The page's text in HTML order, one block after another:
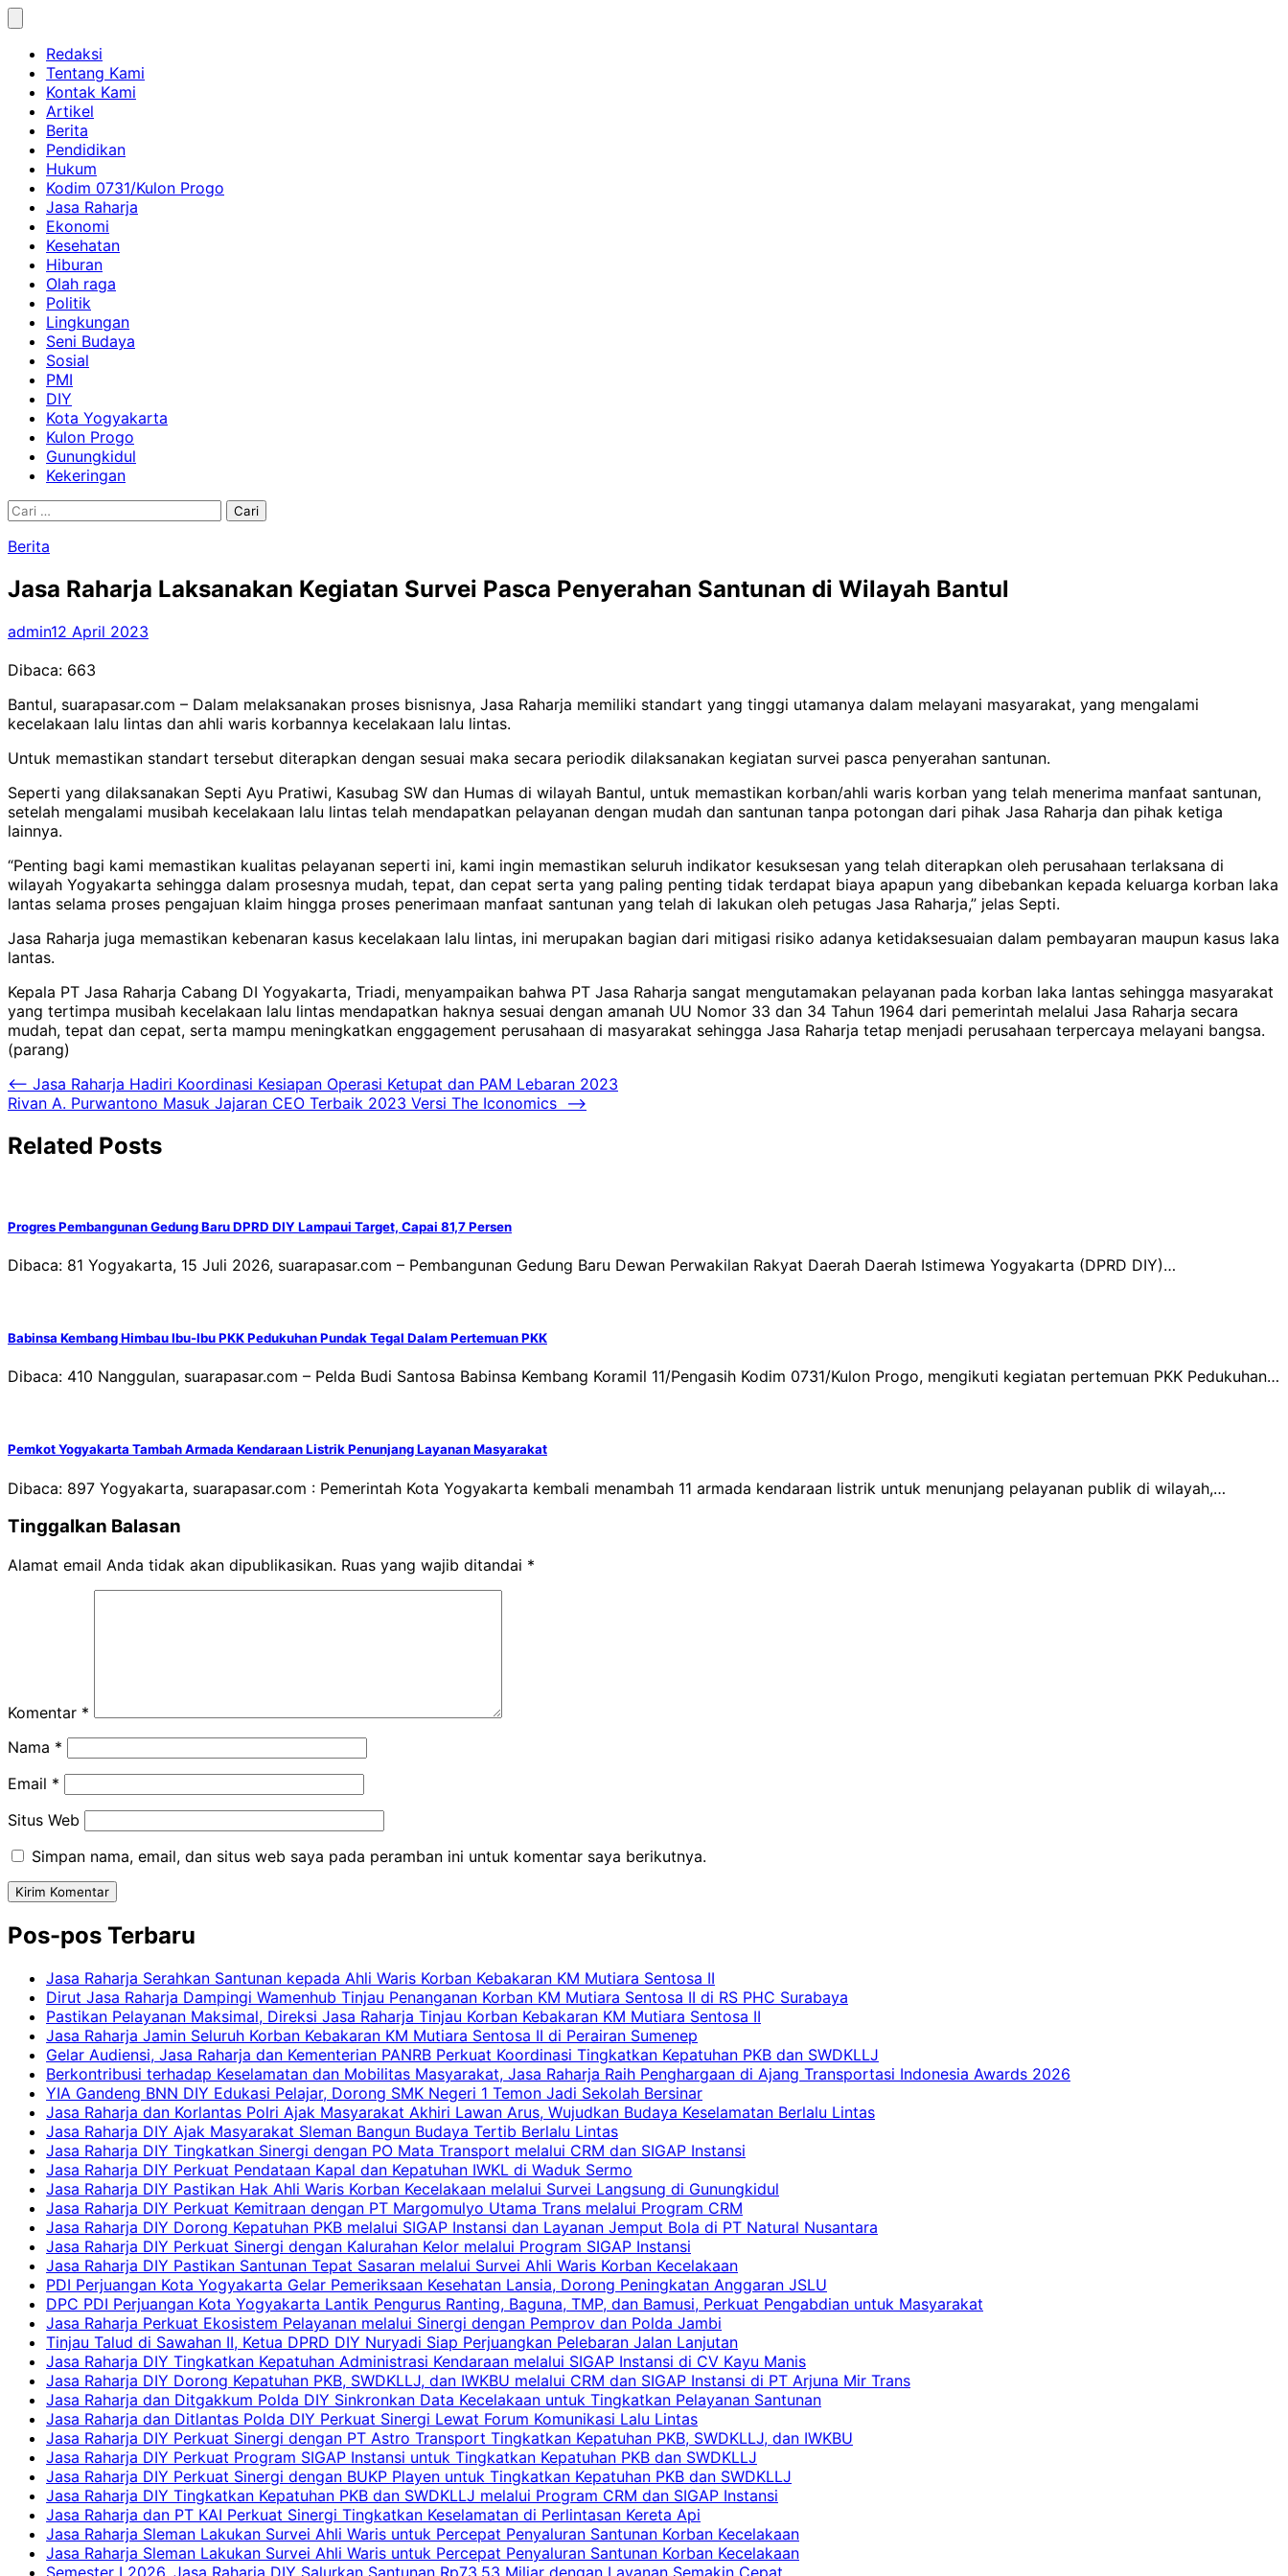
Skip
contentRedaksi
Tentang Kami
Kontak Kami
Artikel
Berita
Pendidikan
Hukum
Kodim 0731/Kulon Progo
Jasa Raharja
Ekonomi
Kesehatan
Hiburan
Olah raga
Politik
Lingkungan
Seni Budaya
Sosial
PMI
DIY
Kota Yogyakarta
Kulon Progo
Gunungkidul
Kekeringan
Cari
Berita
Jasa Raharja Laksanakan Kegiatan Survei Pasca Penyerahan Santunan di Wilayah Bantul
admin12 April 2023
Dibaca: 663
Bantul, suarapasar.com – Dalam melaksanakan proses bisnisnya, Jasa Raharja memiliki standart yang tinggi utamanya dalam melayani masyarakat, yang mengalami
kecelakaan lalu lintas dan ahli waris korbannya kecelakaan lalu lintas.
Untuk memastikan standart tersebut diterapkan dengan sesuai maka secara periodik dilaksanakan kegiatan survei pasca penyerahan santunan.
Seperti yang dilaksanakan Septi Ayu Pratiwi, Kasubag SW dan Humas di wilayah Bantul, untuk memastikan korban/ahli waris korban yang telah menerima manfaat santunan,
setelah mengalami musibah kecelakaan lalu lintas telah mendapatkan pelayanan dengan mudah dan santunan tanpa potongan dari pihak Jasa Raharja dan pihak ketiga
lainnya.
“Penting bagi kami memastikan kualitas pelayanan seperti ini, kami ingin memastikan seluruh indikator kesuksesan yang telah diterapkan oleh perusahaan terlaksana di
wilayah Yogyakarta sehingga dalam prosesnya mudah, tepat, dan cepat serta yang paling penting tidak terdapat biaya apapun yang dibebankan kepada keluarga korban laka
lantas selama proses pengajuan klaim hingga proses penerimaan manfaat santunan yang telah di lakukan oleh petugas Jasa Raharja,” jelas Septi.
Jasa Raharja juga memastikan kebenaran kasus kecelakaan lalu lintas, ini merupakan bagian dari mitigasi risiko adanya ketidaksesuaian dalam pembayaran maupun kasus laka
lantas.
Kepala PT Jasa Raharja Cabang DI Yogyakarta, Triadi, menyampaikan bahwa PT Jasa Raharja sangat mengutamakan pelayanan pada korban laka lantas sehingga masyarakat
yang tertimpa musibah kecelakaan lalu lintas mendapatkan haknya sesuai dengan amanah UU Nomor 33 dan 34 Tahun 1964 dari pemerintah melalui Jasa Raharja secara
mudah, tepat dan cepat, serta mampu meningkatkan enggagement perusahaan di masyarakat sehingga Jasa Raharja tetap menjadi perusahaan terpercaya melayani bangsa.
(parang)
Navigasi
pos
⟵ Jasa Raharja Hadiri Koordinasi Kesiapan Operasi Ketupat dan PAM Lebaran 2023
Rivan A. Purwantono Masuk Jajaran CEO Terbaik 2023 Versi The Iconomics ⟶
Related Posts
Progres Pembangunan Gedung Baru DPRD DIY Lampaui Target, Capai 81,7 Persen
Dibaca: 81 Yogyakarta, 15 Juli 2026, suarapasar.com – Pembangunan Gedung Baru Dewan Perwakilan Rakyat Daerah Daerah Istimewa Yogyakarta (DPRD DIY)…
Babinsa Kembang Himbau Ibu-Ibu PKK Pedukuhan Pundak Tegal Dalam Pertemuan PKK
Dibaca: 410 Nanggulan, suarapasar.com – Pelda Budi Santosa Babinsa Kembang Koramil 11/Pengasih Kodim 0731/Kulon Progo, mengikuti kegiatan pertemuan PKK Pedukuhan…
Pemkot Yogyakarta Tambah Armada Kendaraan Listrik Penunjang Layanan Masyarakat
Dibaca: 897 Yogyakarta, suarapasar.com : Pemerintah Kota Yogyakarta kembali menambah 11 armada kendaraan listrik untuk menunjang pelayanan publik di wilayah,…
Tinggalkan Balasan
Alamat email Anda tidak akan dipublikasikan. Ruas yang wajib ditandai *
Komentar *
Nama *
Email *
Situs Web
Simpan nama, email, dan situs web saya pada peramban ini untuk komentar saya berikutnya.
Pos-pos Terbaru
Jasa Raharja Serahkan Santunan kepada Ahli Waris Korban Kebakaran KM Mutiara Sentosa II
Dirut Jasa Raharja Dampingi Wamenhub Tinjau Penanganan Korban KM Mutiara Sentosa II di RS PHC Surabaya
Pastikan Pelayanan Maksimal, Direksi Jasa Raharja Tinjau Korban Kebakaran KM Mutiara Sentosa II
Jasa Raharja Jamin Seluruh Korban Kebakaran KM Mutiara Sentosa II di Perairan Sumenep
Gelar Audiensi, Jasa Raharja dan Kementerian PANRB Perkuat Koordinasi Tingkatkan Kepatuhan PKB dan SWDKLLJ
Berkontribusi terhadap Keselamatan dan Mobilitas Masyarakat, Jasa Raharja Raih Penghargaan di Ajang Transportasi Indonesia Awards 2026
YIA Gandeng BNN DIY Edukasi Pelajar, Dorong SMK Negeri 1 Temon Jadi Sekolah Bersinar
Jasa Raharja dan Korlantas Polri Ajak Masyarakat Akhiri Lawan Arus, Wujudkan Budaya Keselamatan Berlalu Lintas
Jasa Raharja DIY Ajak Masyarakat Sleman Bangun Budaya Tertib Berlalu Lintas
Jasa Raharja DIY Tingkatkan Sinergi dengan PO Mata Transport melalui CRM dan SIGAP Instansi
Jasa Raharja DIY Perkuat Pendataan Kapal dan Kepatuhan IWKL di Waduk Sermo
Jasa Raharja DIY Pastikan Hak Ahli Waris Korban Kecelakaan melalui Survei Langsung di Gunungkidul
Jasa Raharja DIY Perkuat Kemitraan dengan PT Margomulyo Utama Trans melalui Program CRM
Jasa Raharja DIY Dorong Kepatuhan PKB melalui SIGAP Instansi dan Layanan Jemput Bola di PT Natural Nusantara
Jasa Raharja DIY Perkuat Sinergi dengan Kalurahan Kelor melalui Program SIGAP Instansi
Jasa Raharja DIY Pastikan Santunan Tepat Sasaran melalui Survei Ahli Waris Korban Kecelakaan
PDI Perjuangan Kota Yogyakarta Gelar Pemeriksaan Kesehatan Lansia, Dorong Peningkatan Anggaran JSLU
DPC PDI Perjuangan Kota Yogyakarta Lantik Pengurus Ranting, Baguna, TMP, dan Bamusi, Perkuat Pengabdian untuk Masyarakat
Jasa Raharja Perkuat Ekosistem Pelayanan melalui Sinergi dengan Pemprov dan Polda Jambi
Tinjau Talud di Sawahan II, Ketua DPRD DIY Nuryadi Siap Perjuangkan Pelebaran Jalan Lanjutan
Jasa Raharja DIY Tingkatkan Kepatuhan Administrasi Kendaraan melalui SIGAP Instansi di CV Kayu Manis
Jasa Raharja DIY Dorong Kepatuhan PKB, SWDKLLJ, dan IWKBU melalui CRM dan SIGAP Instansi di PT Arjuna Mir Trans
Jasa Raharja dan Ditgakkum Polda DIY Sinkronkan Data Kecelakaan untuk Tingkatkan Pelayanan Santunan
Jasa Raharja dan Ditlantas Polda DIY Perkuat Sinergi Lewat Forum Komunikasi Lalu Lintas
Jasa Raharja DIY Perkuat Sinergi dengan PT Astro Transport Tingkatkan Kepatuhan PKB, SWDKLLJ, dan IWKBU
Jasa Raharja DIY Perkuat Program SIGAP Instansi untuk Tingkatkan Kepatuhan PKB dan SWDKLLJ
Jasa Raharja DIY Perkuat Sinergi dengan BUKP Playen untuk Tingkatkan Kepatuhan PKB dan SWDKLLJ
Jasa Raharja DIY Tingkatkan Kepatuhan PKB dan SWDKLLJ melalui Program CRM dan SIGAP Instansi
Jasa Raharja dan PT KAI Perkuat Sinergi Tingkatkan Keselamatan di Perlintasan Kereta Api
Jasa Raharja Sleman Lakukan Survei Ahli Waris untuk Percepat Penyaluran Santunan Korban Kecelakaan
Jasa Raharja Sleman Lakukan Survei Ahli Waris untuk Percepat Penyaluran Santunan Korban Kecelakaan
Semester I 2026, Jasa Raharja DIY Salurkan Santunan Rp73,53 Miliar dengan Layanan Semakin Cepat